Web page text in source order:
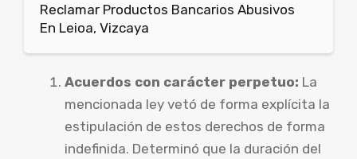
Reclamar Productos Bancarios Abusivos
En Leioa, Vizcaya
Acuerdos con carácter perpetuo: La
mencionada ley vetó de forma explícita la
estipulación de estos derechos de forma
indefinida. Determinó que la duración del